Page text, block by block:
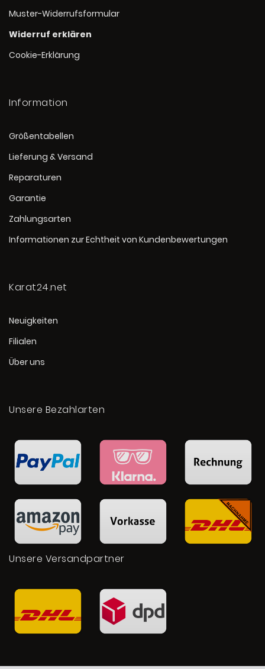
Muster-Widerrufsformular
Widerruf erklären
Cookie-Erklärung
Information
Größentabellen
Lieferung & Versand
Reparaturen
Garantie
Zahlungsarten
Informationen zur Echtheit von Kundenbewertungen
Karat24.net
Neuigkeiten
Filialen
Über uns
Unsere Bezahlarten
Unsere Versandpartner